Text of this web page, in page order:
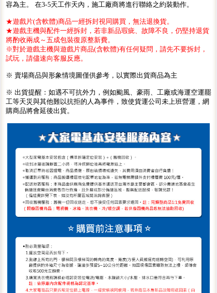
容為主。 在3-5天工作天內，施工廠商將進行聯絡之約裝動作。
★遊戲片(含軟體)商品一經拆封視同購買，無法退換貨。
★遊戲主機與配件一經拆封，若非新品瑕疵、故障不良，仍堅持退貨
將酌收兩成～五成包裝復原整新費。
※對於遊戲主機與遊戲片商品(含軟體)有任何疑問，請先不要拆封，
試玩，請儘速向客服反應。
※ 賣場商品與形象情境圖僅供參考，以實際出貨商品為主
※ 出貨提醒：如遇不可抗外力，例如颱風、豪雨、工廠或海運空運罷
工等天災與其他難以抗拒的人為事件，致使貨運公司未上班營運，網
購商品將會延後出貨。